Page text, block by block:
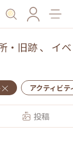
・旧跡、 イベ
アクティビテ
投稿